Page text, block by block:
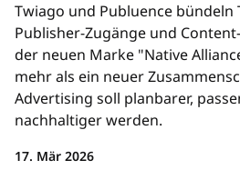
Twiago und Publuence bündeln
Publisher-Zugänge und
der neuen Marke "Native
mehr als ein neuer
Advertising soll planbarer,
nachhaltiger werden.
17. Mär 2026